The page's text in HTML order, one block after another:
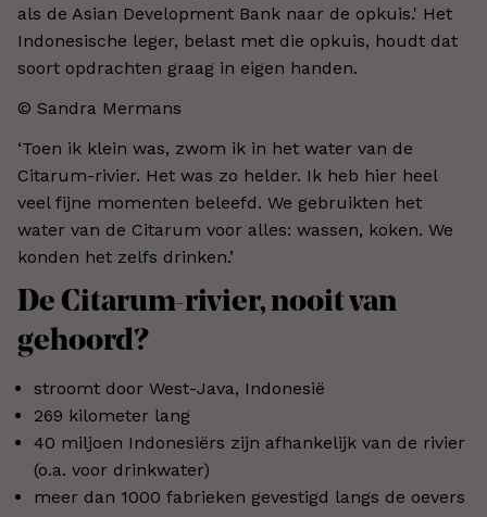
als de Asian Development Bank naar de opkuis.' Het
Indonesische leger, belast met die opkuis, houdt dat
soort opdrachten graag in eigen handen.
© Sandra Mermans
‘Toen ik klein was, zwom ik in het water van de
Citarum-rivier. Het was zo helder. Ik heb hier heel
veel fijne momenten beleefd. We gebruikten het
water van de Citarum voor alles: wassen, koken. We
konden het zelfs drinken.’
De Citarum-rivier, nooit van
gehoord?
stroomt door West-Java, Indonesië
269 kilometer lang
40 miljoen Indonesiërs zijn afhankelijk van de rivier
(o.a. voor drinkwater)
meer dan 1000 fabrieken gevestigd langs de oevers